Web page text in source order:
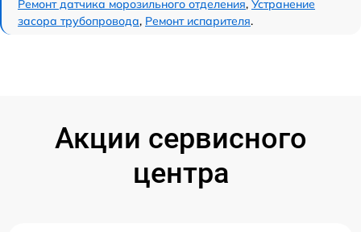
Ремонт датчика морозильного отделения, Устранение
засора трубопровода, Ремонт испарителя.
Акции сервисного
центра